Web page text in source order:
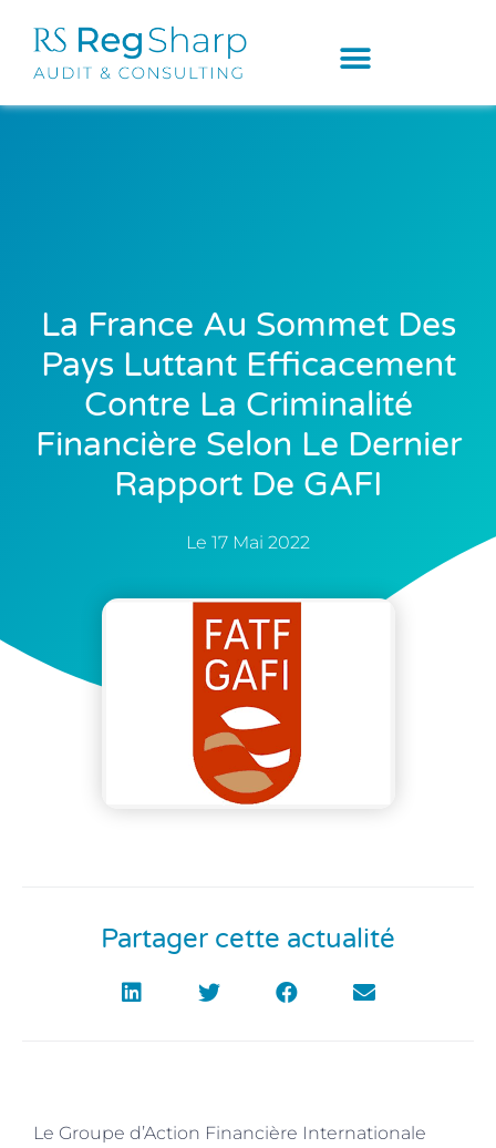
La France Au Sommet Des
Pays Luttant Efficacement
Contre La Criminalité
Financière Selon Le Dernier
Rapport De GAFI
Le 17 Mai 2022
Partager cette actualité
Le Groupe d’Action Financière Internationale